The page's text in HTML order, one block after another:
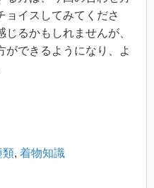
ョイスしてみてくださ
るかもしれませんが、
ができるようになり、よ
類, 着物知識